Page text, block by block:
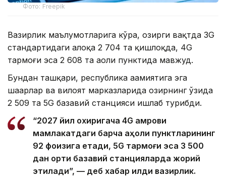
Фото: Freepik
Вазирлик маълумотларига кўра, ҳозирги вақтда 3G
стандартидаги алоқа 2 704 та қишлоқда, 4G
тармоғи эса 2 608 та аҳоли пунктида мавжуд.
Бундан ташқари, республика аҳамиятига эга
шаҳарлар ва вилоят марказларида ҳозирнинг ўзида
2 509 та 5G базавий станцияси ишлаб турибди.
“2027 йил охиригача 4G қамрови
мамлакатдаги барча аҳоли пунктларининг
92 фоизига етади, 5G тармоғи эса 3 500
дан ортиқ базавий станцияларда жорий
этилади”, — деб хабар қилди вазирлик.